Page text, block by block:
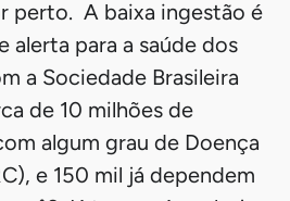
perto. A baixa ingestão é
alerta para a saúde dos
a Sociedade Brasileira
de 10 milhões de
algum grau de Doença
e 150 mil já dependem